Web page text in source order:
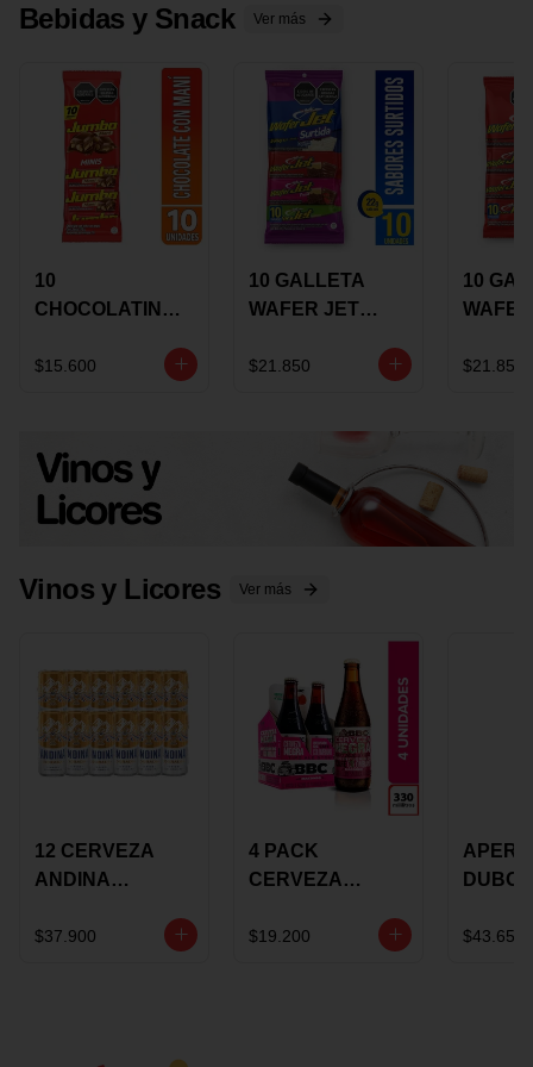
Bebidas y Snack Ver más
10
CHOCOLATINA
17 GRS
$15.600
10 GALLETA
WAFER JET
GRS
$21.850
10
GRS
$21.850
Vinos y Licores Ver más
12 CERVEZA
ANDINA
LATON
$37.900
4 PACK
CERVEZA
ROSE BBC
$19.200
VINO
$43.650